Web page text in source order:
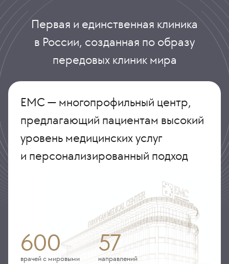
Первая и единственная клиника
в России, созданная по образу
передовых клиник мира
ЕМС — многопрофильный центр,
предлагающий пациентам высокий
уровень медицинских услуг
и персонализированный подход
600
врачей с мировыми
57
направлений